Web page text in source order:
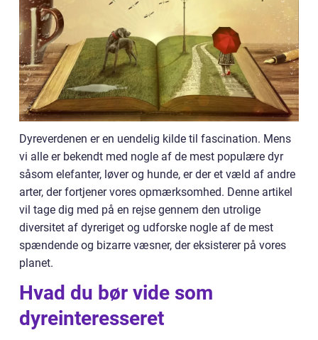
Dyreverdenen er en uendelig kilde til fascination. Mens
vi alle er bekendt med nogle af de mest populære dyr
såsom elefanter, løver og hunde, er der et væld af andre
arter, der fortjener vores opmærksomhed. Denne artikel
vil tage dig med på en rejse gennem den utrolige
diversitet af dyreriget og udforske nogle af de mest
spændende og bizarre væsner, der eksisterer på vores
planet.
Hvad du bør vide som
dyreinteresseret